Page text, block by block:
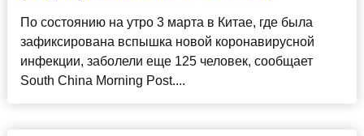
По состоянию на утро 3 марта в Китае, где была
зафиксирована вспышка новой коронавирусной
инфекции, заболели еще 125 человек, сообщает
South China Morning Post....